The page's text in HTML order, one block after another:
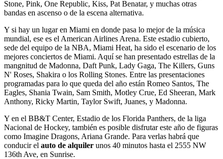
Stone, Pink, One Republic, Kiss, Pat Benatar, y muchas otras
bandas en ascenso o de la escena alternativa.
Y si hay un lugar en Miami en donde pasa lo mejor de la música
mundial, ese es el American Airlines Arena. Este estadio cubierto,
sede del equipo de la NBA, Miami Heat, ha sido el escenario de los
mejores conciertos de Miami. Aquí se han presentado estrellas de la
mangnitud de Madonna, Daft Punk, Lady Gaga, The Killers, Guns
N' Roses, Shakira o los Rolling Stones. Entre las presentaciones
programadas para lo que queda del año están Romeo Santos, The
Eagles, Shania Twain, Sam Smith, Motley Crue, Ed Sheeran, Mark
Anthony, Ricky Martin, Taylor Swift, Juanes, y Madonna.
Y en el BB&T Center, Estadio de los Florida Panthers, de la liga
Nacional de Hockey, también es posible disfrutar este año de figuras
como Imagine Dragons, Ariana Grande. Para verlas habrá que
conducir el auto de alquiler unos 40 minutos hasta el 2555 NW
136th Ave, en Sunrise.